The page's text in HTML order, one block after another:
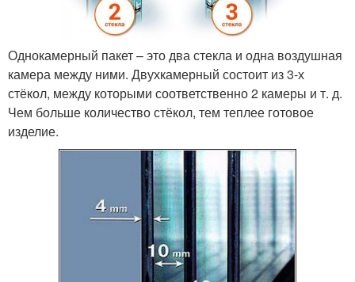
Однокамерный пакет – это два стекла и одна воздушная
камера между ними. Двухкамерный состоит из 3-х
стёкол, между которыми соответственно 2 камеры и т. д.
Чем больше количество стёкол, тем теплее готовое
изделие.